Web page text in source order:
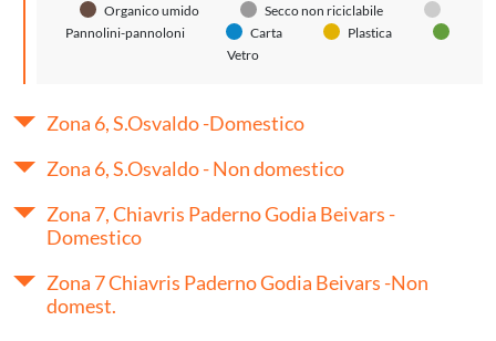
Organico umido
Secco non riciclabile
Pannolini-pannoloni
Carta
Plastica
Vetro
Zona 6, S.Osvaldo -Domestico
Zona 6, S.Osvaldo - Non domestico
Zona 7, Chiavris Paderno Godia Beivars -
Domestico
Zona 7 Chiavris Paderno Godia Beivars -Non
domest.